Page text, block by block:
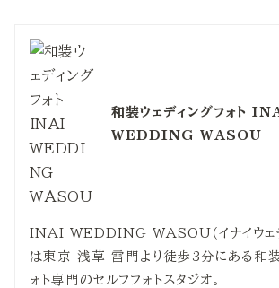
和装ウェディングフォト
WEDDING WASOU
INAI WEDDING WASOU（イナイウェデ
は東京 浅草 雷門より徒歩3分にある和装
ォト専門のセルフフォトスタジオ。